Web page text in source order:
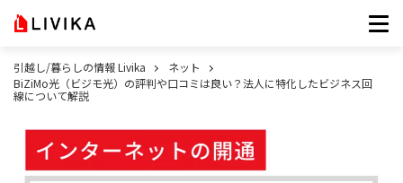
引越し/暮らしの情報 Livika
ネット
BiZiMo光（ビジモ光）の評判や口コミは良い？法人に特化したビジネス回
線について解説